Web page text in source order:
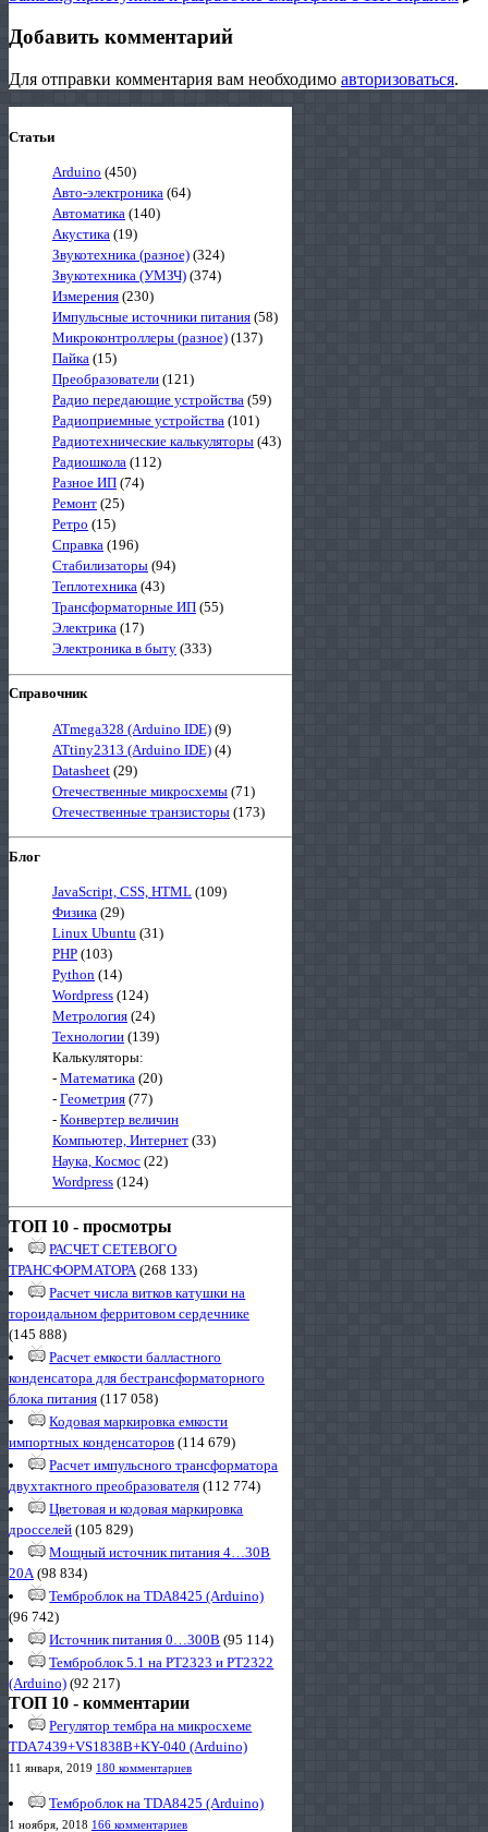
Добавить комментарий
Для отправки комментария вам необходимо авторизоваться.
Статьи
Arduino (450)
Авто-электроника (64)
Автоматика (140)
Акустика (19)
Звукотехника (разное) (324)
Звукотехника (УМЗЧ) (374)
Измерения (230)
Импульсные источники питания (58)
Микроконтроллеры (разное) (137)
Пайка (15)
Преобразователи (121)
Радио передающие устройства (59)
Радиоприемные устройства (101)
Радиотехнические калькуляторы (43)
Радиошкола (112)
Разное ИП (74)
Ремонт (25)
Ретро (15)
Справка (196)
Стабилизаторы (94)
Теплотехника (43)
Трансформаторные ИП (55)
Электрика (17)
Электроника в быту (333)
Справочник
ATmega328 (Arduino IDE) (9)
ATtiny2313 (Arduino IDE) (4)
Datasheet (29)
Отечественные микросхемы (71)
Отечественные транзисторы (173)
Блог
JavaScript, CSS, HTML (109)
Физика (29)
Linux Ubuntu (31)
PHP (103)
Python (14)
Wordpress (124)
Метрология (24)
Технологии (139)
Калькуляторы:
- Математика (20)
- Геометрия (77)
- Конвертер величин
Компьютер, Интернет (33)
Наука, Космос (22)
Wordpress (124)
ТОП 10 - просмотры
РАСЧЕТ СЕТЕВОГО
ТРАНСФОРМАТОРА(268 133)
Расчет числа витков катушки на
тороидальном ферритовом сердечнике
(145 888)
Расчет емкости балластного
конденсатора для бестрансформаторного
блока питания (117 058)
Кодовая маркировка емкости
импортных конденсаторов (114 679)
Расчет импульсного трансформатора
двухтактного преобразователя (112 774)
Цветовая и кодовая маркировка
дросселей (105 829)
Мощный источник питания 4…30В
20А(98 834)
Темброблок на TDA8425 (Arduino)
(96 742)
Источник питания 0…300В (95 114)
Темброблок 5.1 на PT2323 и PT2322
(Arduino) (92 217)
ТОП 10 - комментарии
Регулятор тембра на микросхеме
TDA7439+VS1838B+KY-040 (Arduino)
11 января, 2019 180 комментариев
Темброблок на TDA8425 (Arduino)
1 ноября, 2018 166 комментариев